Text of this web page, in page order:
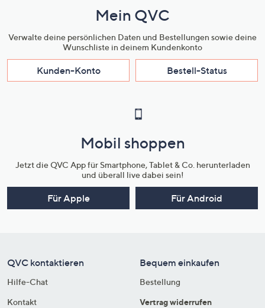
Mein QVC
Verwalte deine persönlichen Daten und Bestellungen sowie deine
Wunschliste in deinem Kundenkonto
Kunden-Konto Bestell-Status
Mobil shoppen
Jetzt die QVC App für Smartphone, Tablet & Co. herunterladen
und überall live dabei sein!
Für Apple Für Android
QVC kontaktieren
Hilfe-Chat
Kontakt
Bequem einkaufen
Bestellung
Vertrag widerrufen